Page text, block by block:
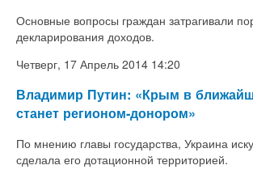
Основные вопросы граждан затрагивали
декларирования доходов.
Четверг, 17 Апрель 2014 14:20
Владимир Путин: «Крым в
станет регионом-донором»
По мнению главы государства, Украина
сделала его дотационной территорией.